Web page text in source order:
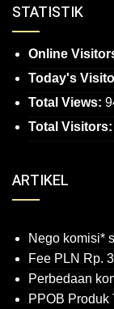
STATISTIK
Online
Today's
Total Views:
Total Visitors:
ARTIKEL
Nego komisi*
Fee PLN Rp.
Perbedaan
PPOB Produk